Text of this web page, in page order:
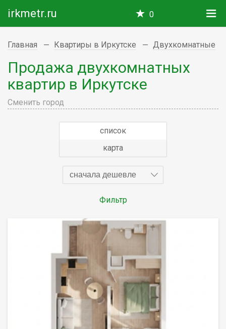
irkmetr.ru 0
Главная Квартиры в Иркутске Двухкомнатные
Продажа двухкомнатных
квартир в Иркутске
Сменить город
список
карта
сначала дешевле
Фильтр